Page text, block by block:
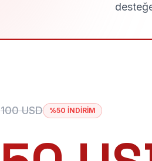
100 USD %50 İNDİRİM